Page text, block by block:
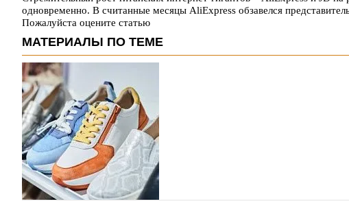
одновременно. В считанные месяцы AliExpress обзавелся
Пожалуйста оцените статью
МАТЕРИАЛЫ ПО ТЕМЕ